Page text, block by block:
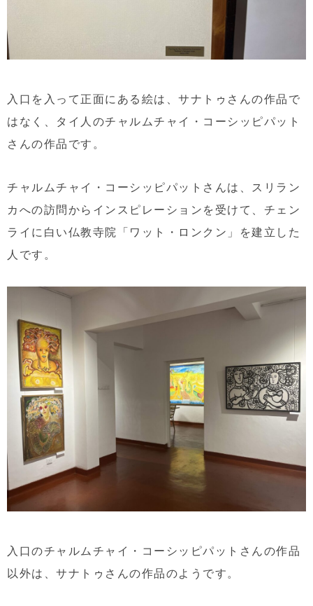
入口を入って正面にある絵は、サナトゥさんの作品で
はなく、タイ人のチャルムチャイ・コーシッピパット
さんの作品です。
チャルムチャイ・コーシッピパットさんは、スリラン
カへの訪問からインスピレーションを受けて、チェン
ライに白い仏教寺院「ワット・ロンクン」を建立した
人です。
入口のチャルムチャイ・コーシッピパットさんの作品
以外は、サナトゥさんの作品のようです。